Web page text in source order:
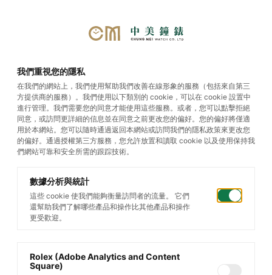
Black Bay One 36 S&G
我們重視您的隱私
在我們的網站上，我們使用幫助我們改善在線形象的服務（包括來自第三
方提供商的服務）。我們使用以下類別的 cookie，可以在 cookie 設置中
進行管理。我們需要您的同意才能使用這些服務。或者，您可以點擊拒絕
同意，或訪問更詳細的信息並在同意之前更改您的偏好。您的偏好將僅適
用於本網站。您可以隨時通過返回本網站或訪問我們的隱私政策來更改您
的偏好。通過授權第三方服務，您允許放置和讀取 cookie 以及使用保持我
們網站可靠和安全所需的跟踪技術。
數據分析與統計
這些 cookie 使我們能夠衡量訪問者的流量。 它們
還幫助我們了解哪些產品和操作比其他產品和操作
更受歡迎。
Rolex (Adobe Analytics and Content
Square)